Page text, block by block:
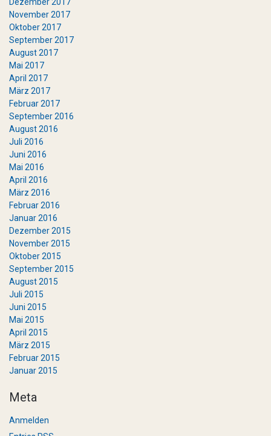
November 2017
Oktober 2017
September 2017
August 2017
Mai 2017
April 2017
März 2017
Februar 2017
September 2016
August 2016
Juli 2016
Juni 2016
Mai 2016
April 2016
März 2016
Februar 2016
Januar 2016
Dezember 2015
November 2015
Oktober 2015
September 2015
August 2015
Juli 2015
Juni 2015
Mai 2015
April 2015
März 2015
Februar 2015
Januar 2015
Meta
Anmelden